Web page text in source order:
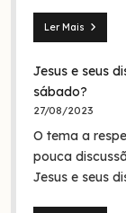
Ler Mais
Seita
nazarenos:
quem
foram
na
Bíblia
na
Jesus e seus
sábado?
27/08/2023
O tema a
pouca
Jesus e seus